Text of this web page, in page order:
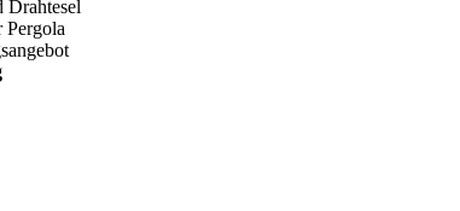
Drahtesel
Pergola